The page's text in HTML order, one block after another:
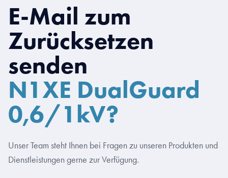
E-Mail zum
Zurücksetzen
senden
N1XE DualGuard
0,6/1kV?
Unser Team steht Ihnen bei Fragen zu unseren Produkten und
Dienstleistungen gerne zur Verfügung.